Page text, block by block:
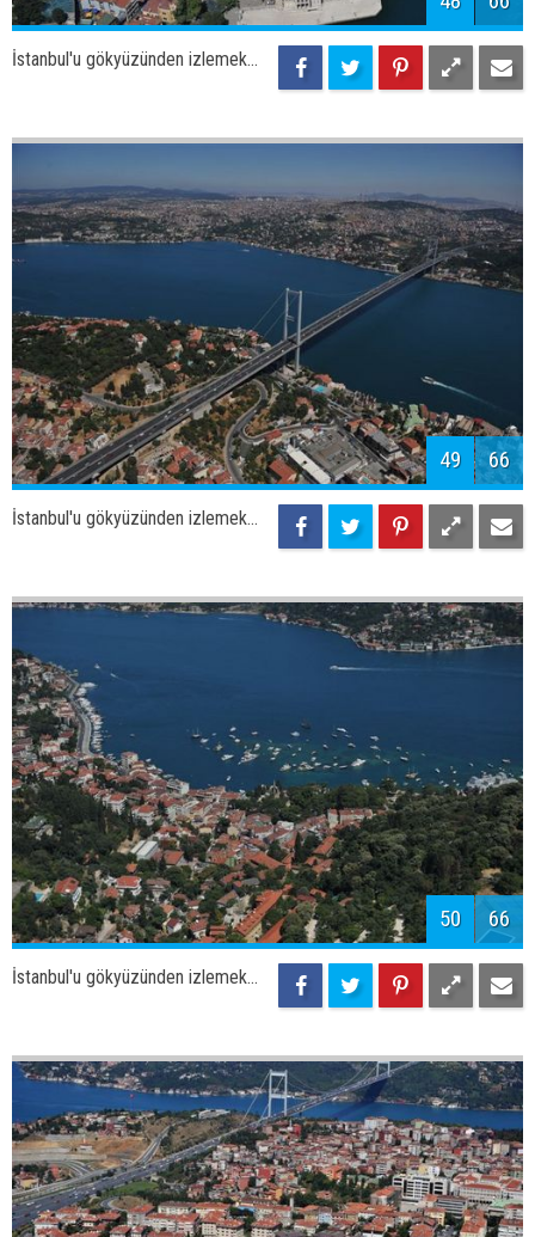
İstanbul'u gökyüzünden izlemek...
52 66
İstanbul'u gökyüzünden izlemek...
53 66
İstanbul'u gökyüzünden izlemek...